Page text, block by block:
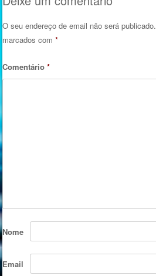
O seu endereço de email não será publicado.
marcados com*
Comentário*
Nome
Email